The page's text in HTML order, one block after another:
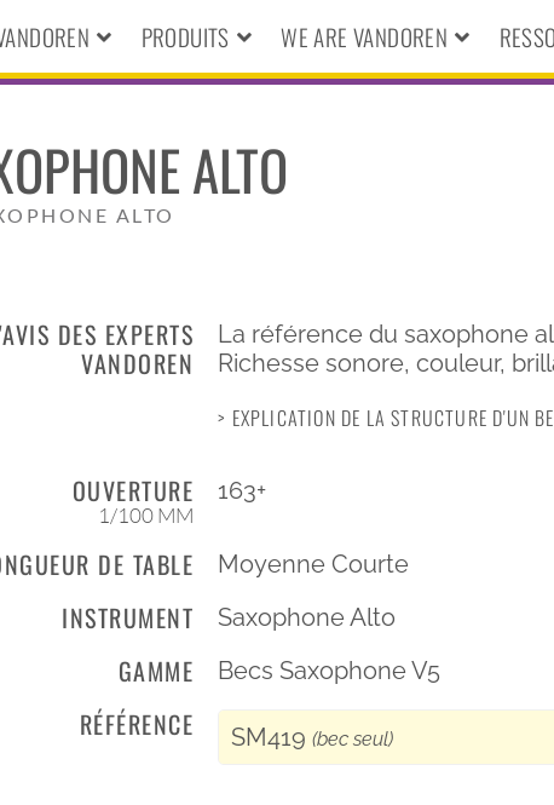
PRODUITS WE ARE VANDOREN
ALTO
ALTO
DES EXPERTS
VANDOREN
La référence du saxophone
Richesse sonore, couleur,
> EXPLICATION DE LA STRUCTURE D'UN
OUVERTURE
1/100 MM
163+
DE TABLE Moyenne Courte
INSTRUMENT Saxophone Alto
GAMME Becs Saxophone V5
RÉFÉRENCE SM419(bec seul)